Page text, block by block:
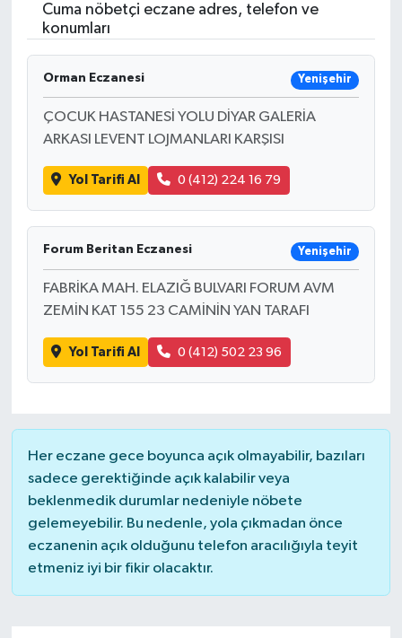
Cuma nöbetçi eczane adres, telefon ve
konumları
Orman Eczanesi Yenişehir
ÇOCUK HASTANESİ YOLU DİYAR GALERİA
ARKASI LEVENT LOJMANLARI KARŞISI
Yol Tarifi Al 0 (412) 224 16 79
Forum Beritan Eczanesi Yenişehir
FABRİKA MAH. ELAZIĞ BULVARI FORUM AVM
ZEMİN KAT 155 23 CAMİNİN YAN TARAFI
Yol Tarifi Al 0 (412) 502 23 96
Her eczane gece boyunca açık olmayabilir, bazıları
sadece gerektiğinde açık kalabilir veya
beklenmedik durumlar nedeniyle nöbete
gelemeyebilir. Bu nedenle, yola çıkmadan önce
eczanenin açık olduğunu telefon aracılığıyla teyit
etmeniz iyi bir fikir olacaktır.